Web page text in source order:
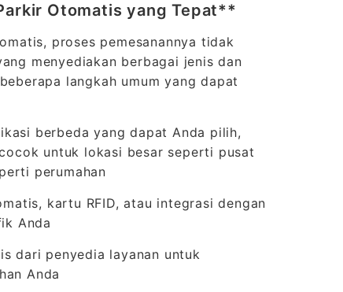
Otomatis yang Tepat**
proses pemesanannya tidak
menyediakan berbagai jenis dan
langkah umum yang dapat
berbeda yang dapat Anda pilih,
untuk lokasi besar seperti pusat
perumahan
kartu RFID, atau integrasi dengan
Anda
dari penyedia layanan untuk
Anda